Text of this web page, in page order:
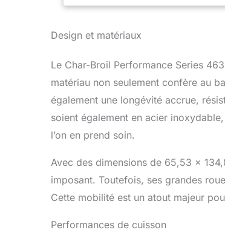
Design et matériaux
Le Char-Broil Performance Series
matériau non seulement confère au
également une longévité accrue,
soient également en acier
l’on en prend soin.
Avec des dimensions de 65,53 x
imposant. Toutefois, ses grandes
Cette mobilité est un atout majeur
Performances de cuisson